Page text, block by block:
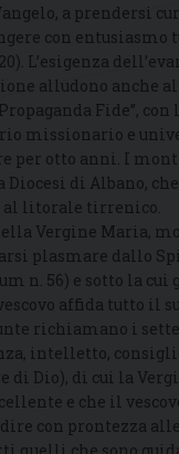
a prendersi
con
20). L’esigenza
alludono anche
Fide”,
missionario e
per otto anni. I
di Albano,
litorale tirrenico.
Vergine Maria,
plasmare dallo
n. 56) e sotto la cui
affida tutto il
richiamano i
intelletto,
di Dio), di cui la
e che il
con prontezza
quelli che sono